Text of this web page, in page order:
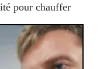
pour chauffer